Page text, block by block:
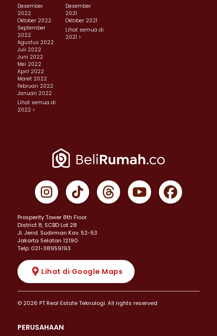
Desember
2022
Oktober 2022
September
2022
Agustus 2022
Juli 2022
Juni 2022
Mei 2022
April 2022
Maret 2022
Februari 2022
Januari 2022
Lihat semua di
2022 >
Desember
2021
Oktober 2021
Lihat semua di
2021 >
Prosperity Tower 8th Floor
District 8, SCBD Lot 28
JI. Jend. Sudirman Kav. 52-53
Jakarta Selatan 12190
Telp: 021-38959193
Lihat di Google Maps
© 2026 PT Real Estate Teknologi. All rights reserved
PERUSAHAAN